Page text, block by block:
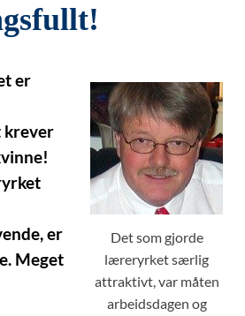
Det som gjorde
læreryrket særlig
attraktivt, var måten
arbeidsdagen og
er
krever
er
Meget